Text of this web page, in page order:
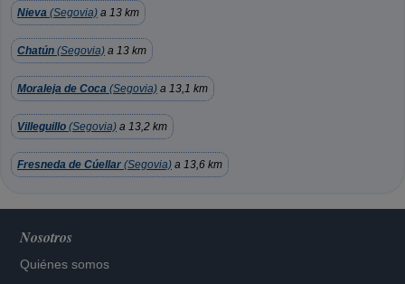
Nieva (Segovia) a 13 km
Chatún (Segovia) a 13 km
Moraleja de Coca (Segovia) a 13,1 km
Villeguillo (Segovia) a 13,2 km
Fresneda de Cúellar (Segovia) a 13,6 km
Nosotros
Quiénes somos